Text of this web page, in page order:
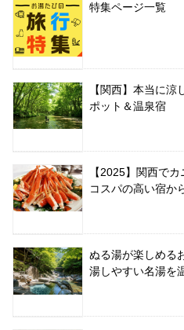
特集ページ一覧
【関西】本当に
ポット＆温泉宿
【2025】関西で
コスパの高い宿か
ぬる湯が楽しめる
湯しやすい名湯を